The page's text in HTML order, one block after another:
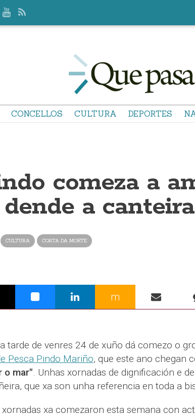
CONCELLOS CULTURA DEPORTES
comeza a
a canteira
CULTURA COSTA DA MORTE
m
tarde de venres 24 de xuño dá comezo o
Pesca Pindo Mariño, que este ano chegan
o mar". Unhas xornadas de dignificación e
que xa son unha referencia en toda a
xornadas xa comezaron esta semana con